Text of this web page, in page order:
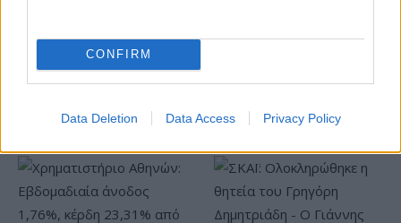
CONFIRM
Data Deletion Data Access Privacy Policy
South Ring Mall έναντι 49,35 εκατ. ευρώ